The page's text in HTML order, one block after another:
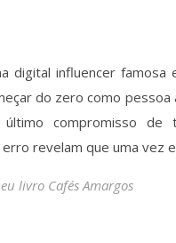
digital influencer
do zero como
último compromisso
revelam que uma vez
livro Cafés Amargos